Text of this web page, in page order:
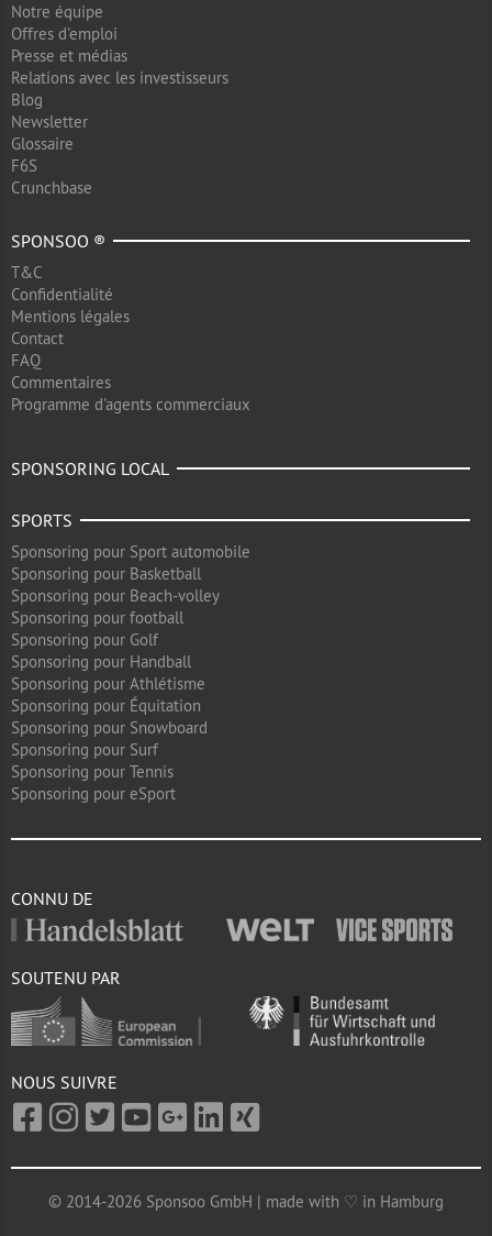
Notre équipe
Offres d'emploi
Presse et médias
Relations avec les investisseurs
Blog
Newsletter
Glossaire
F6S
Crunchbase
SPONSOO ®
T&C
Confidentialité
Mentions légales
Contact
FAQ
Commentaires
Programme d'agents commerciaux
SPONSORING LOCAL
SPORTS
Sponsoring pour Sport automobile
Sponsoring pour Basketball
Sponsoring pour Beach-volley
Sponsoring pour football
Sponsoring pour Golf
Sponsoring pour Handball
Sponsoring pour Athlétisme
Sponsoring pour Équitation
Sponsoring pour Snowboard
Sponsoring pour Surf
Sponsoring pour Tennis
Sponsoring pour eSport
CONNU DE
SOUTENU PAR
NOUS SUIVRE
© 2014-2026 Sponsoo GmbH | made with ♡ in Hamburg